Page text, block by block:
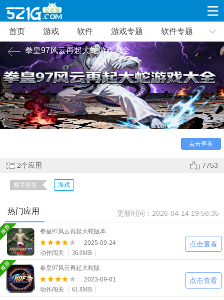
游戏 软件 游戏专题 软件专题 新闻资讯
角色扮演
19309款应用
射击枪战
8691款应用
策略塔防
10005款应用
休闲益智
39321款应用
动作闯关
12960款应用
冒险解谜
9182款应用
体育运动
音乐舞蹈
二次元
586款应用
模拟经营
10765款应用
940款应用
仙侠手游
485款应用
手赚网赚
446款应用
34款应用
首页 游戏 软件 游戏专题 软件专题
拳皇97风云再起大蛇游戏大全
点击查看
拳皇97风云再起大蛇以大蛇篇剧情为核心，解锁了隐藏角
色大蛇及其相关战斗系统，可直接选用大蛇队成员及最终
BOSS大蛇，521g小编为大家带来了拳皇97风云再起大蛇游戏
大全，喜欢拳皇的小伙伴快点来下载体验吧。
2个应用 7753
相关标签 游戏
热门应用 更新时间： 2026-04-14 19:58:35
拳皇97风云再起大蛇版本
2025-09-24
动作闯关
36.9MB
点击查看
拳皇97风云再起大蛇版
2023-09-01
动作闯关
61.8MB
点击查看